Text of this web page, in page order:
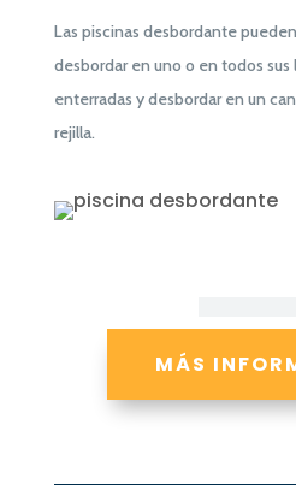
Las piscinas desbordante
desbordar en uno o en todos sus
enterradas y desbordar en un
rejilla.
MÁS